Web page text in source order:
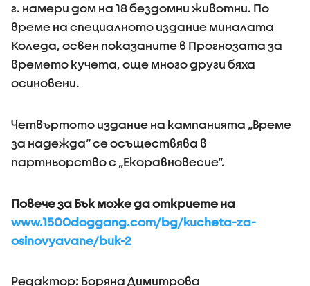
г. намери дом на 18 бездомни животни. По
време на специалното издание миналата
Коледа, освен показаните в Прогнозата за
времето кучета, още много други бяха
осиновени.
Четвъртото издание на кампанията „Време
за надежда“ се осъществява в
партньорство с „Екоравновесие“.
Повече за Бък може да откриете на
www.1500doggang.com/bg/kucheta-za-
osinovyavane/buk-2
Редактор: Боряна Димитрова